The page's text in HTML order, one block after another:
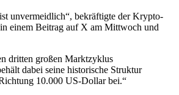
unvermeidlich“, bekräftigte der Krypto-
einem Beitrag auf X am Mittwoch und
dritten großen Marktzyklus
dabei seine historische Struktur
10.000 US-Dollar bei.“